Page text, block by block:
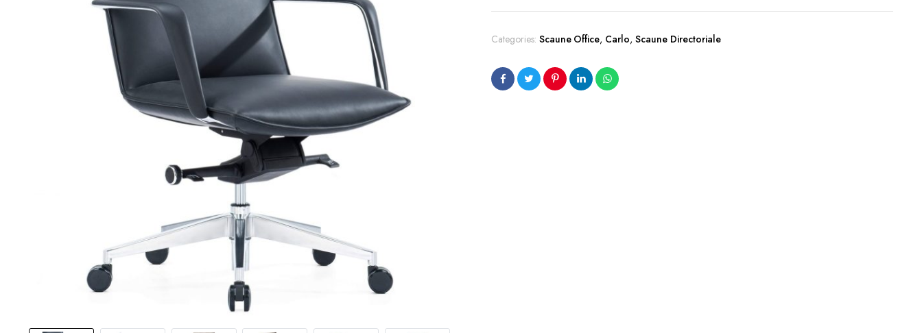
Categories: Scaune Office, Carlo,Scaune Directoriale